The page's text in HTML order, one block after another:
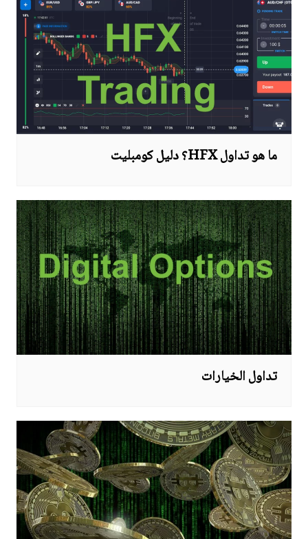
ما هو تداول HFX؟ دليل كومبليت
تداول الخيارات